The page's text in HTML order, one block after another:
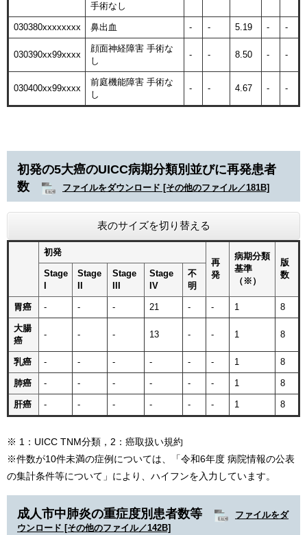
手術なし
030380xxxxxxxx 鼻出血 - - 5.19 - -
030390xx99xxxx
顔面神経障害 手術な
し
- - 8.50 - -
030400xx99xxxx
前庭機能障害 手術な
し
- - 4.67 - -
初発の5大癌のUICC病期分類別並びに再発患者
数
ファイルをダウンロード [その他のファイル／181B]
表のサイズを切り替える
初発
再
発
病期分類
基準
（※）
版
数
Stage
Stage
Stage
Stage
IV
不
明
胃癌 - - - 21 - - 1 8
大腸
癌
- - - 13 - - 1 8
乳癌 - - - - - - 1 8
肺癌 - - - - - - 1 8
肝癌 - - - - - - 1 8
※ 1：UICC TNM分類，2：癌取扱い規約
※件数が10件未満の症例については、「令和6年度 病院情報の公表
の集計条件等について」により、ハイフンを入力しています。​
成人市中肺炎の重症度別患者数等
ファイルをダ
ウンロード [その他のファイル／142B]